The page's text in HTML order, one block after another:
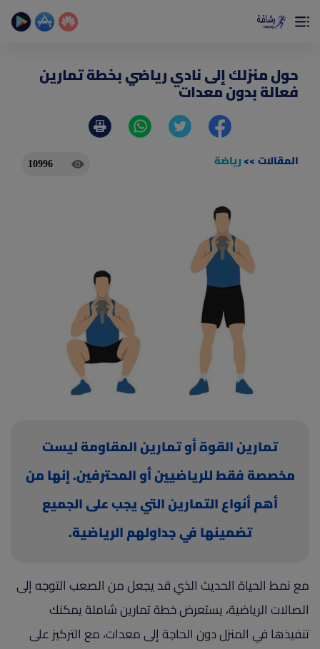
×
حساب الخطوات اليومية _ حساب السعرات _ تمارين منزلية
ادوات رشاقة
الأسئلة الشائعة
حول منزلك إلى نادي رياضي بخطة تمارين
فعالة بدون معدات
المقالات>>رياضة 10996
تمارين القوة أو تمارين المقاومة ليست
مخصصة فقط للرياضيين أو المحترفين. إنها من
أهم أنواع التمارين التي يجب على الجميع
تضمينها في جداولهم الرياضية.
مع نمط الحياة الحديث الذي قد يجعل من الصعب التوجه إلى
الصالات الرياضية، يستعرض خطة تمارين شاملة يمكنك
تنفيذها في المنزل دون الحاجة إلى معدات، مع التركيز على